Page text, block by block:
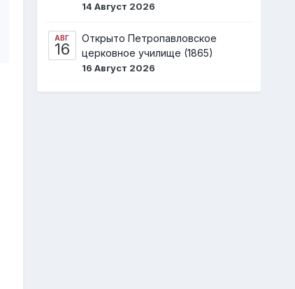
14 Август 2026
АВГ
16
Открыто Петропавловское
церковное училище (1865)
16 Август 2026